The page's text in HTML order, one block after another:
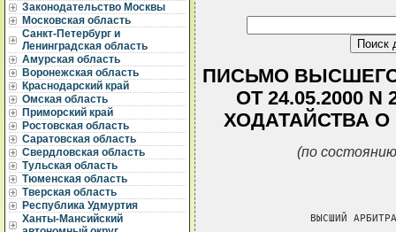
Законодательство Москвы
Московская область
Санкт-Петербург и
Ленинградская область
Амурская область
Воронежская область
Краснодарский край
Омская область
Приморский край
Ростовская область
Саратовская область
Свердловская область
Тульская область
Тюменская область
Тверская область
Республика Удмуртия
Ханты-Мансийский
ПИСЬМО
ОТ 24.05.2000
ХОДАТАЙСТВА
(по
ВЫСШИЙ